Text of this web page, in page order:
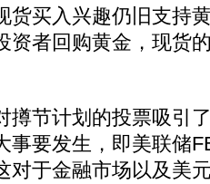
买入兴趣仍旧支持
资者回购黄金，现货
节计划的投票吸引
事要发生，即美联储
对于金融市场以及美